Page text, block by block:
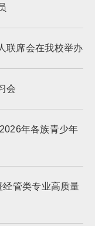
联席会在我校举办
会
2026年各族青少年
经管类专业高质量